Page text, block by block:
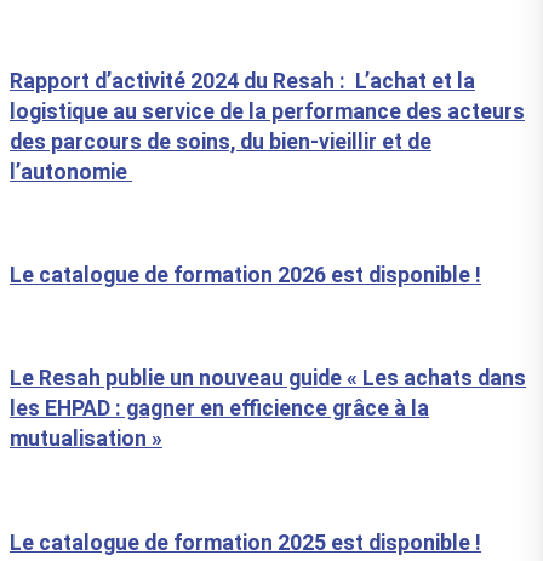
Rapport d’activité 2024 du Resah : L’achat et la
logistique au service de la performance des acteurs
des parcours de soins, du bien-vieillir et de
l’autonomie
Le catalogue de formation 2026 est disponible !
Le Resah publie un nouveau guide « Les achats dans
les EHPAD : gagner en efficience grâce à la
mutualisation »
Le catalogue de formation 2025 est disponible !